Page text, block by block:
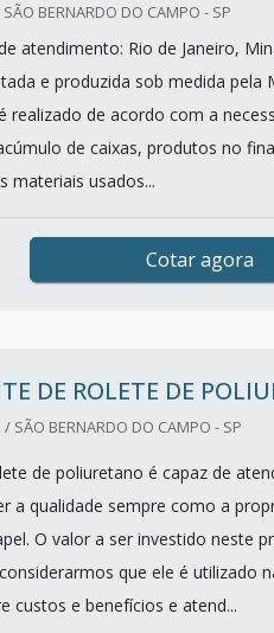
BERNARDO DO CAMPO - SP
atendimento: Rio de Janeiro,
e produzida sob medida pela
realizado de acordo com a
de caixas, produtos no
materiais usados...
Cotar agora
DE ROLETE DE
/ SÃO BERNARDO DO CAMPO - SP
de poliuretano é capaz de
a qualidade sempre como a
O valor a ser investido neste
que ele é utilizado
custos e benefícios e atend...